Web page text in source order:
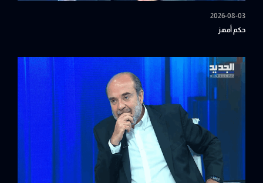
2026-08-03
حكم أمهز